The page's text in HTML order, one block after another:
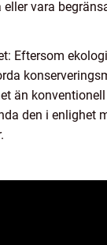
vara
Eftersom
än
den i enlighet